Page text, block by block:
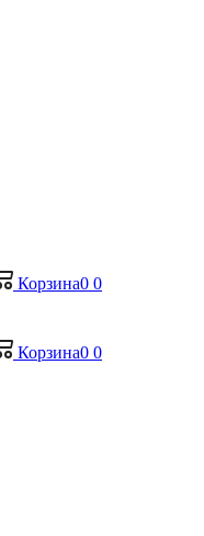
Корзина0 0
Корзина0 0